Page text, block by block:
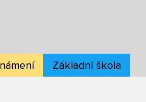
Základní škola